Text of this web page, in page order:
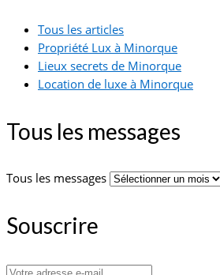
Tous les articles
Propriété Lux à Minorque
Lieux secrets de Minorque
Location de luxe à Minorque
Tous les messages
Tous les messages
Souscrire